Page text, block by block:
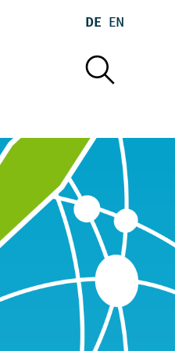
DE EN